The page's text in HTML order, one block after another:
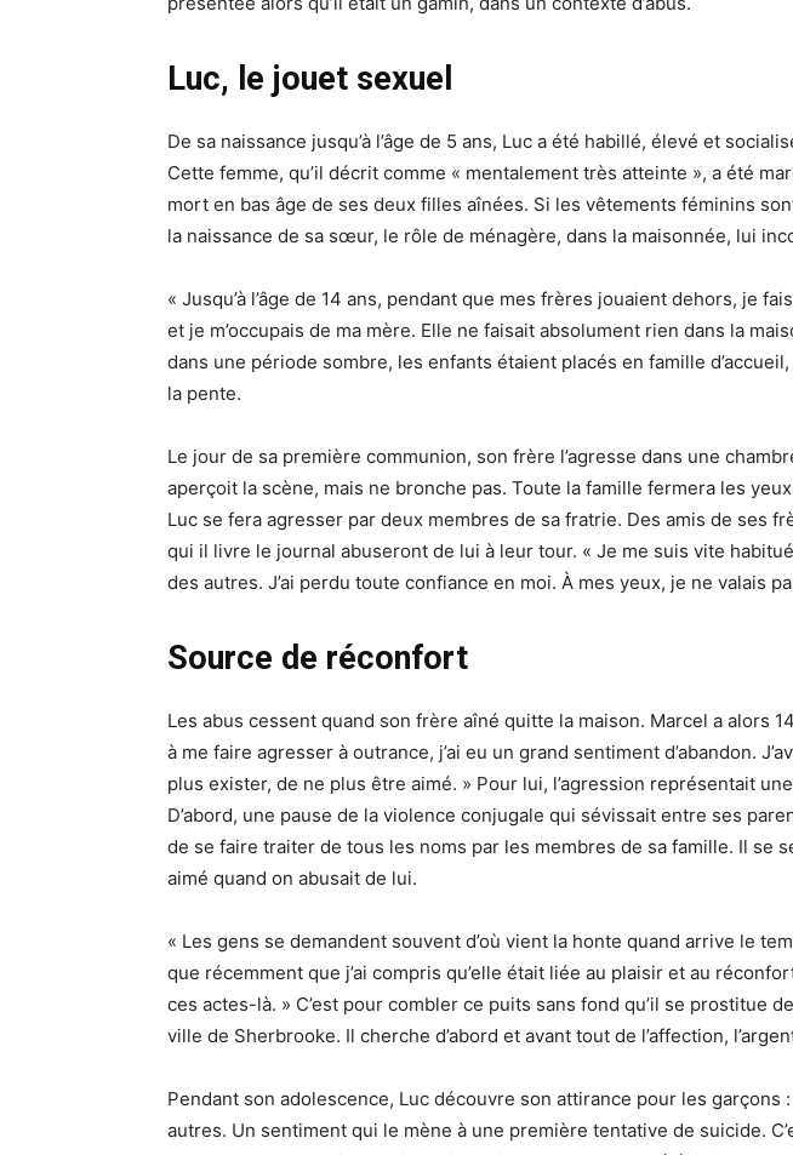
Luc, le jouet sexuel
De sa naissance jusqu’à l’âge de 5 ans, Luc a été habillé, élevé et
Cette femme, qu’il décrit comme « mentalement très atteinte », a été
mort en bas âge de ses deux filles aînées. Si les vêtements féminins
la naissance de sa sœur, le rôle de ménagère, dans la maisonnée, lui
« Jusqu’à l’âge de 14 ans, pendant que mes frères jouaient dehors, je
et je m’occupais de ma mère. Elle ne faisait absolument rien dans la
dans une période sombre, les enfants étaient placés en famille
la pente.
Le jour de sa première communion, son frère l’agresse dans une
aperçoit la scène, mais ne bronche pas. Toute la famille fermera les
Luc se fera agresser par deux membres de sa fratrie. Des amis de ses
qui il livre le journal abuseront de lui à leur tour. « Je me suis vite
des autres. J’ai perdu toute confiance en moi. À mes yeux, je ne valais
Source de réconfort
Les abus cessent quand son frère aîné quitte la maison. Marcel a alors
à me faire agresser à outrance, j’ai eu un grand sentiment d’abandon.
plus exister, de ne plus être aimé. » Pour lui, l’agression représentait
D’abord, une pause de la violence conjugale qui sévissait entre ses
de se faire traiter de tous les noms par les membres de sa famille. Il se
aimé quand on abusait de lui.
« Les gens se demandent souvent d’où vient la honte quand arrive le
que récemment que j’ai compris qu’elle était liée au plaisir et au
ces actes-là. » C’est pour combler ce puits sans fond qu’il se prostitue
ville de Sherbrooke. Il cherche d’abord et avant tout de l’affection,
Pendant son adolescence, Luc découvre son attirance pour les garçons
autres. Un sentiment qui le mène à une première tentative de suicide.